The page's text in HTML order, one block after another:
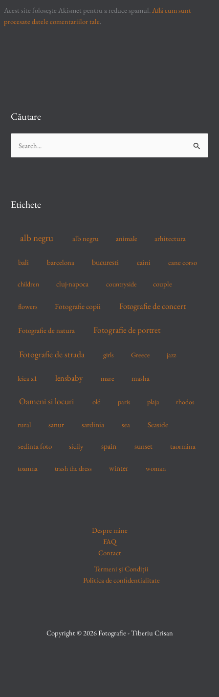
Acest site folosește Akismet pentru a reduce spamul.Află cum sunt
procesate datele comentariilor tale.
Căutare
e
h
Etichete
alb negru alb negru animale arhitectura
bali barcelona bucuresti caini cane corso
children cluj-napoca countryside couple
flowers Fotografie copii Fotografie de concert
Fotografie de natura Fotografie de portret
Fotografie de strada girls Greece jazz
leica x1 lensbaby mare masha
Oameni si locuri old paris plaja rhodos
rural sanur sardinia sea Seaside
sedinta foto sicily spain sunset taormina
toamna trash the dress winter woman
Despre mine
FAQ
Contact
Termeni și Condiții
Politica de confidentialitate
Copyright © 2026 Fotografie - Tiberiu Crisan